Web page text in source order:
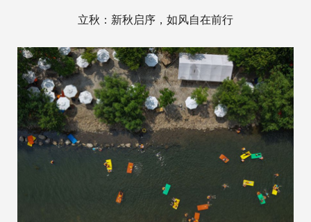
立秋：新秋启序，如风自在前行